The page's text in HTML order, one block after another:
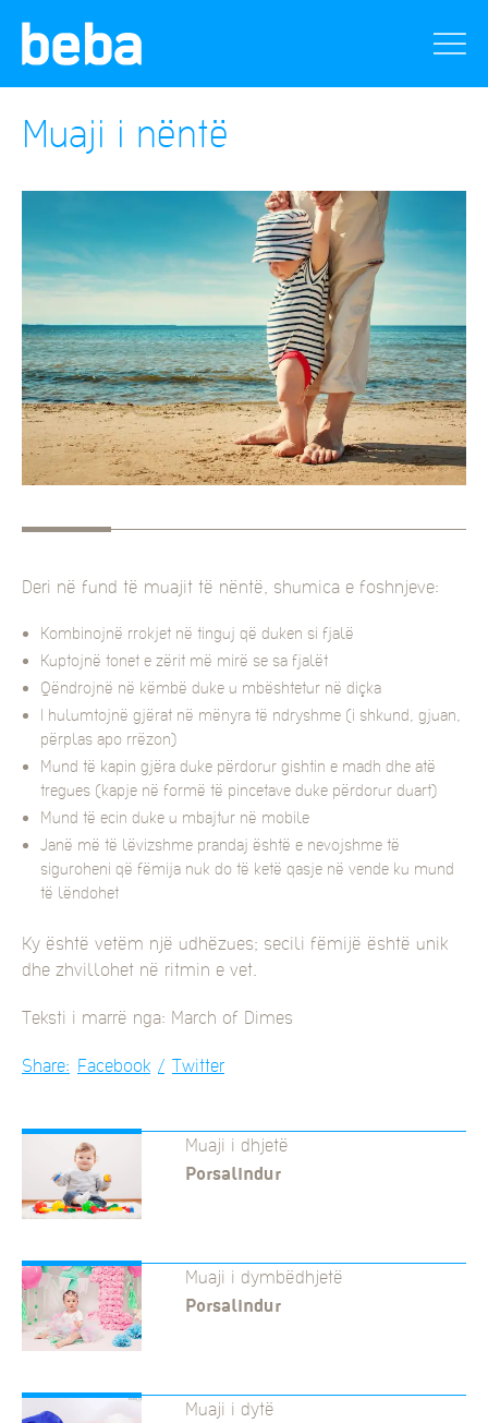
Muaji i nëntë
Deri në fund të muajit të nëntë, shumica e foshnjeve:
Kombinojnë rrokjet në tinguj që duken si fjalë
Kuptojnë tonet e zërit më mirë se sa fjalët
Qëndrojnë në këmbë duke u mbështetur në diçka
I hulumtojnë gjërat në mënyra të ndryshme (i shkund, gjuan,
përplas apo rrëzon)
Mund të kapin gjëra duke përdorur gishtin e madh dhe atë
tregues (kapje në formë të pincetave duke përdorur duart)
Mund të ecin duke u mbajtur në mobile
Janë më të lëvizshme prandaj është e nevojshme të
siguroheni që fëmija nuk do të ketë qasje në vende ku mund
të lëndohet
Ky është vetëm një udhëzues; secili fëmijë është unik
dhe zhvillohet në ritmin e vet.
Teksti i marrë nga: March of Dimes
Share: Facebook Twitter
Muaji i dhjetë
Porsalindur
Muaji i dymbëdhjetë
Porsalindur
Muaji i dytë